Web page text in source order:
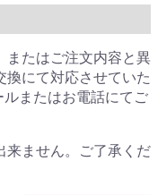
またはご注文内容と異
換にて対応させていた
またはお電話にてご
来ません。ご了承くだ